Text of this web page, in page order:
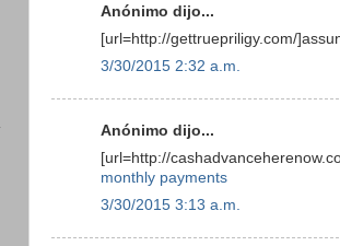
Anónimo dijo...
[url=http://gettruepriligy.com/
3/30/2015 2:32 a.m.
Anónimo dijo...
[url=http://
monthly payments
3/30/2015 3:13 a.m.